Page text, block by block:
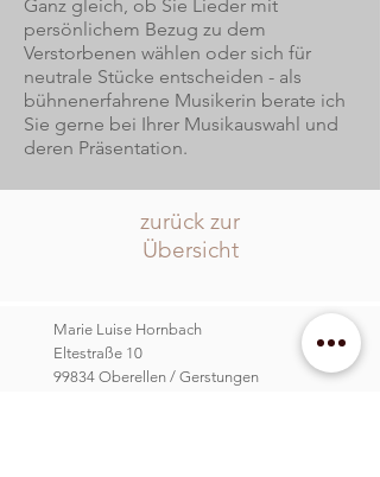
Ganz gleich, ob Sie Lieder mit
persönlichem Bezug zu dem
Verstorbenen wählen oder sich für
neutrale Stücke entscheiden - als
bühnenerfahrene Musikerin berate ich
Sie gerne bei Ihrer Musikauswahl und
deren Präsentation.
zurück zur
Übersicht
Marie Luise Hornbach
Eltestraße 10
99834 Oberellen / Gerstungen